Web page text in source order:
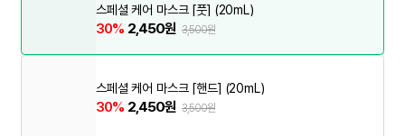
스페셜 케어 마스크 [풋] (20mL)
30% 2,450원 3,500원
스페셜 케어 마스크 [핸드] (20mL)
30% 2,450원 3,500원